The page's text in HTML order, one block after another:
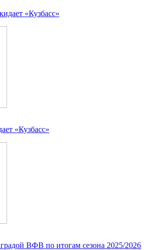
«Кузбасс»
«Кузбасс»
ВФВ по итогам сезона 2025/2026